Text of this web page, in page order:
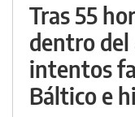
Tras 55
dentro del
intentos
Báltico e